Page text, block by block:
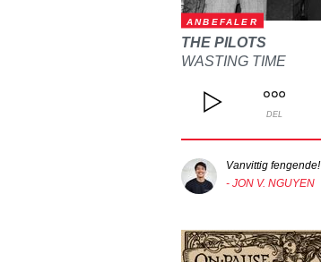
ANBEFALER
THE PILOTS
WASTING TIME
DEL
Vanvittig fengende!
- JON V. NGUYEN